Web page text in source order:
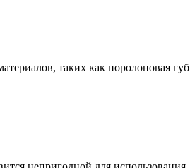
таких как поролоновая